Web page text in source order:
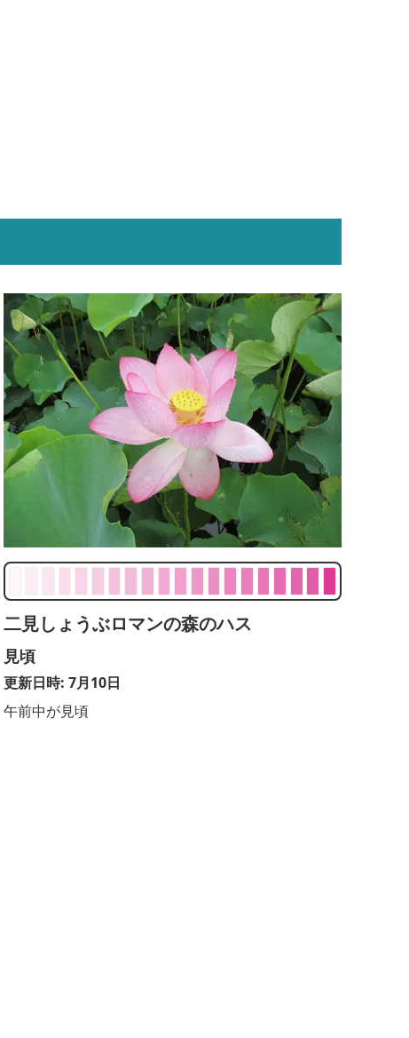
二見しょうぶロマンの森のハス
見頃
更新日時: 7月10日
午前中が見頃